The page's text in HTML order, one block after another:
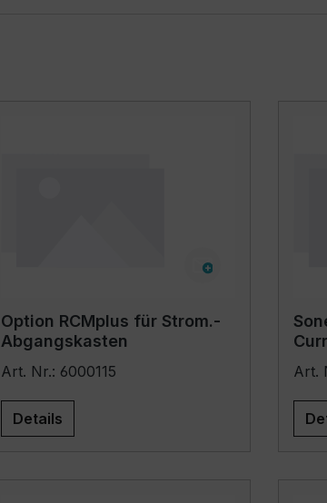
Option RCMplus für Strom.-
Abgangskasten
Art. Nr.: 6000115
Details
Art.